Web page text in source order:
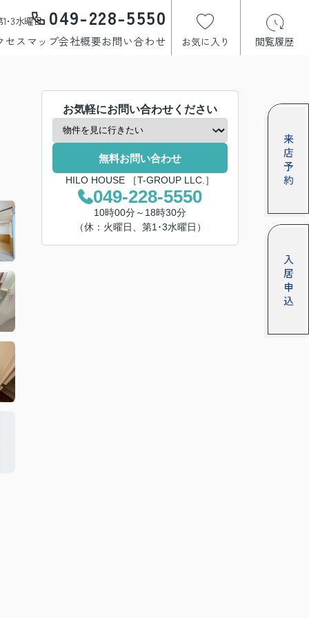
･3水曜日 049-228-5550
セスマップ会社概要お問い合わせ お気に入り 閲覧履歴
お気軽にお問い合わせください
無料お問い合わせ
HILO HOUSE ［T-GROUP LLC.］
049-228-5550
10時00分～18時30分
（休：火曜日、第1･3水曜日）